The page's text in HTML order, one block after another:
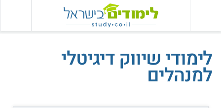
לימודי שיווק דיגיטלי
למנהלים